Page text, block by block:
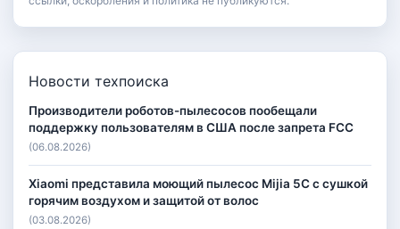
Новости техпоиска
Производители роботов-пылесосов пообещали
поддержку пользователям в США после запрета FCC
(06.08.2026)
Xiaomi представила моющий пылесос Mijia 5C с сушкой
горячим воздухом и защитой от волос
(03.08.2026)